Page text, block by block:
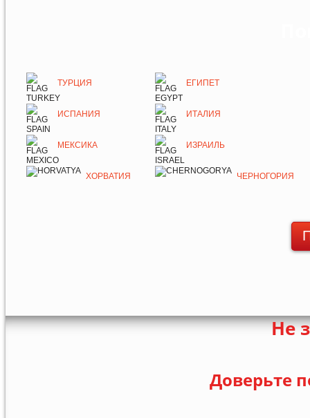
ТУРЦИЯ ЕГИПЕТ
ИСПАНИЯ ИТАЛИЯ
МЕКСИКА ИЗРАИЛЬ
ХОРВАТИЯ ЧЕРНОГОРИЯ
Не
Доверьте